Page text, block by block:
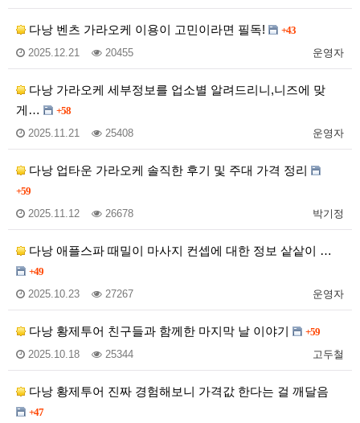
다낭 벤츠 가라오케 이용이 고민이라면 필독! +43
운영자
2025.12.21 20455
다낭 가라오케 세부정보를 업소별 알려드리니,니즈에 맞
게…
+58
운영자
2025.11.21 25408
다낭 업타운 가라오케 솔직한 후기 및 주대 가격 정리
+59
박기정
2025.11.12 26678
다낭 애플스파 때밀이 마사지 컨셉에 대한 정보 샅샅이 …
+49
운영자
2025.10.23 27267
다낭 황제투어 친구들과 함께한 마지막 날 이야기 +59
고두철
2025.10.18 25344
다낭 황제투어 진짜 경험해보니 가격값 한다는 걸 깨달음
+47